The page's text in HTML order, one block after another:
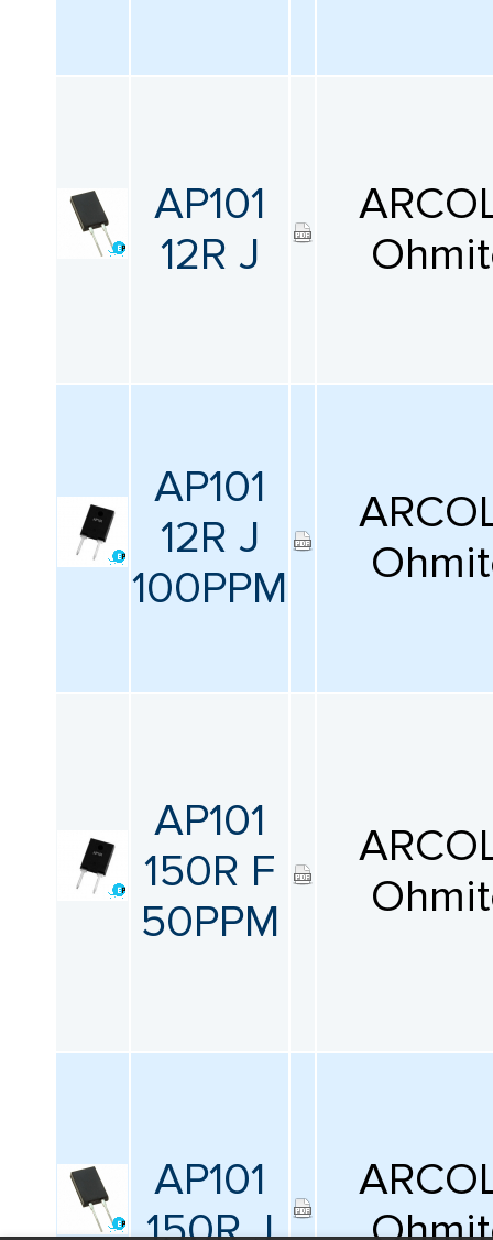
AP101
12R J
AP101
12R J
100PPM
AP101
150R F
50PPM
AP101